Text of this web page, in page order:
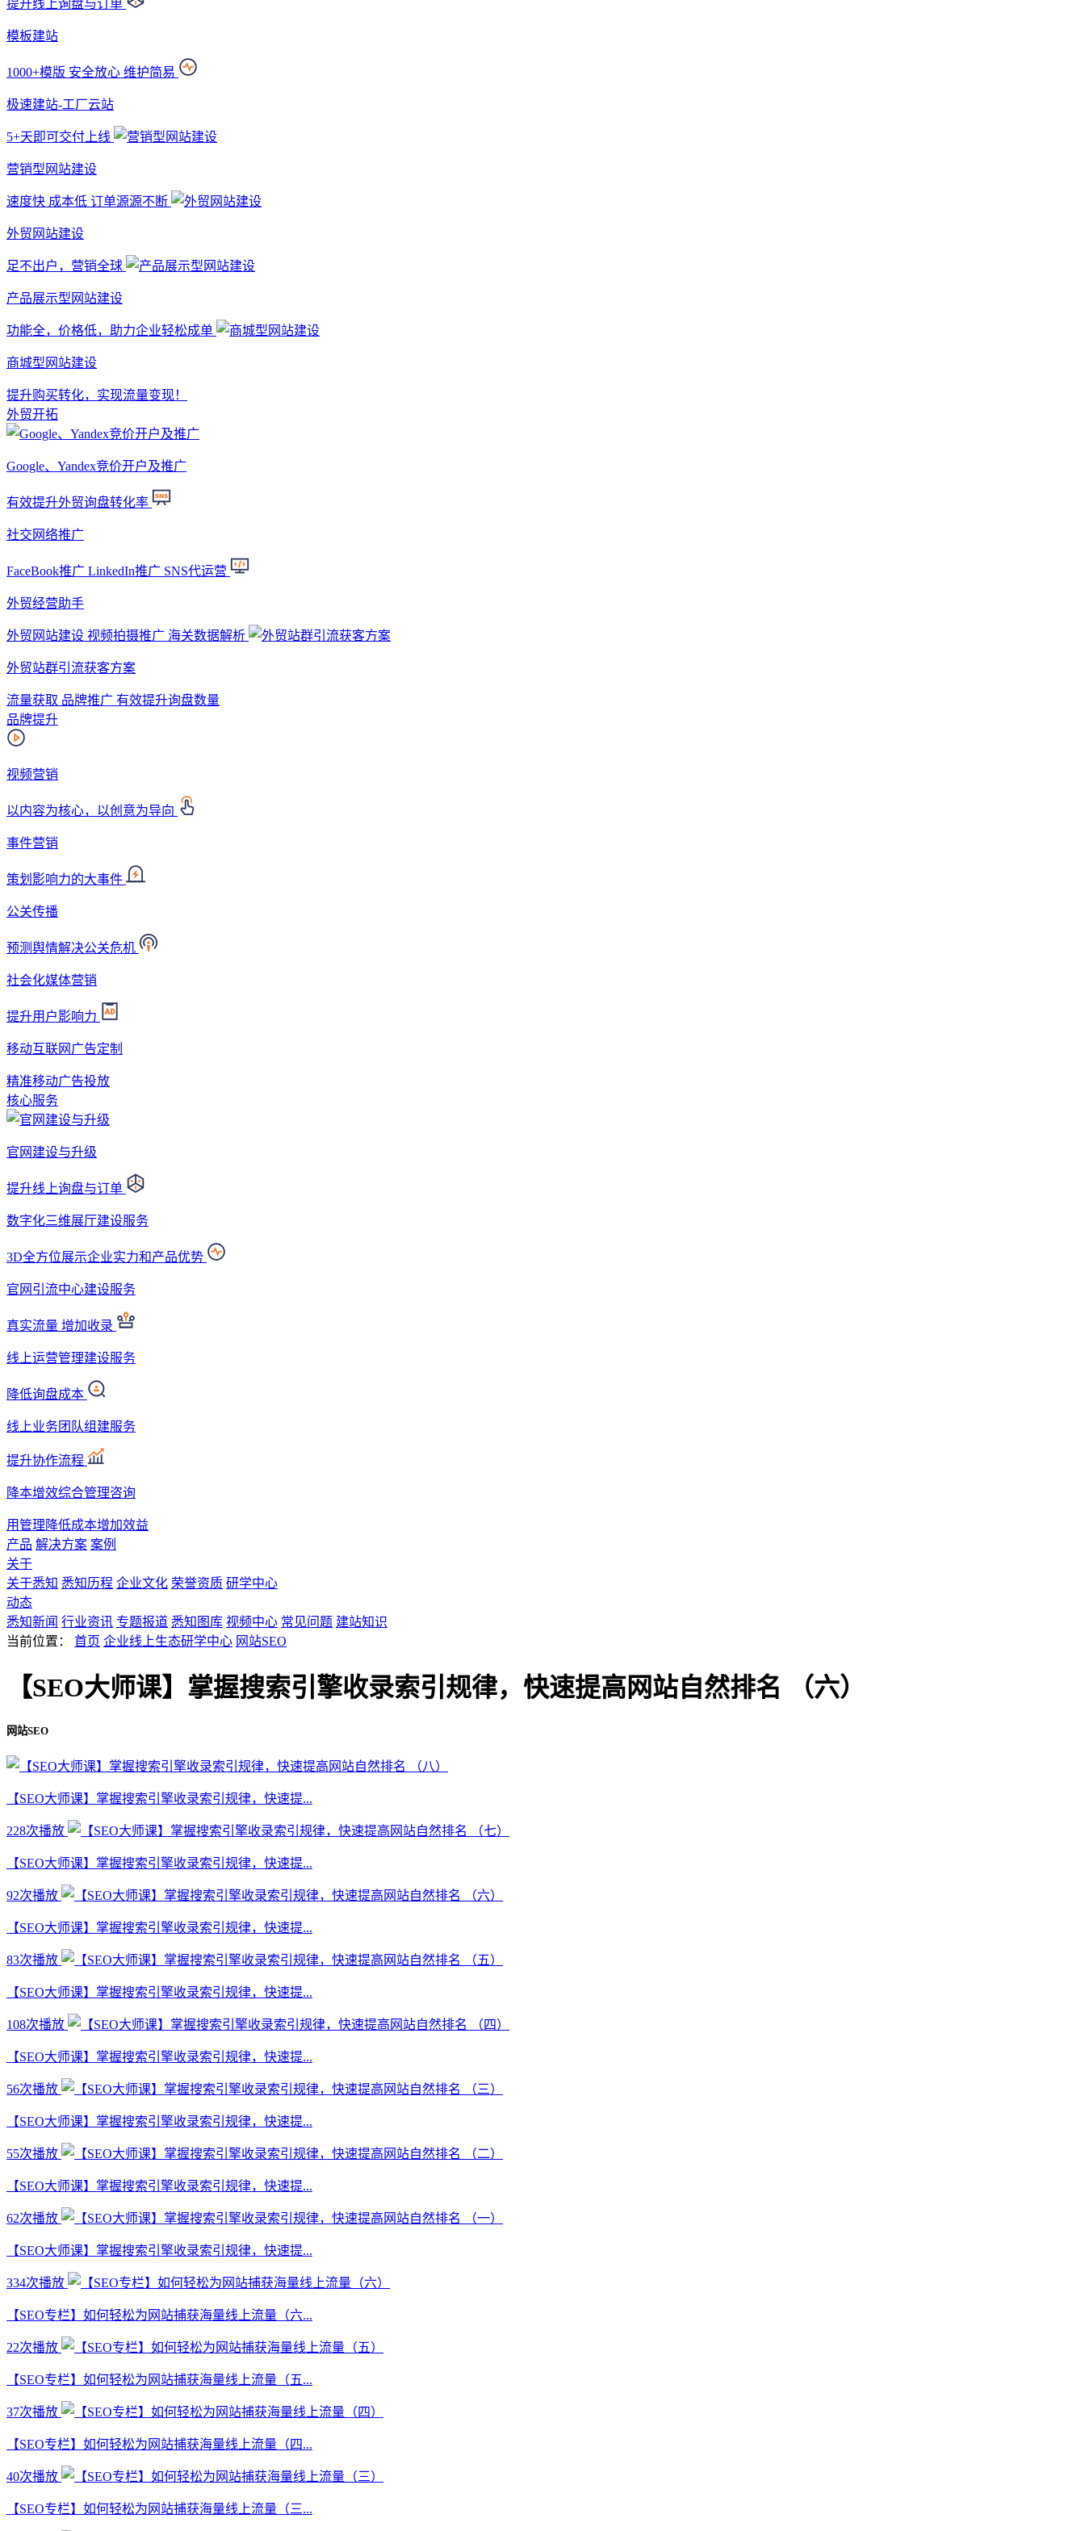
提升线上询盘与订单
模板建站
1000+模版 安全放心 维护简易
极速建站-工厂云站
5+天即可交付上线
营销型网站建设
速度快 成本低 订单源源不断
外贸网站建设
足不出户，营销全球
产品展示型网站建设
功能全，价格低，助力企业轻松成单
商城型网站建设
提升购买转化，实现流量变现！
外贸开拓
Google、Yandex竞价开户及推广
有效提升外贸询盘转化率
社交网络推广
FaceBook推广 LinkedIn推广 SNS代运营
外贸经营助手
外贸网站建设 视频拍摄推广 海关数据解析
外贸站群引流获客方案
流量获取 品牌推广 有效提升询盘数量
品牌提升
视频营销
以内容为核心，以创意为导向
事件营销
策划影响力的大事件
公关传播
预测舆情解决公关危机
社会化媒体营销
提升用户影响力
移动互联网广告定制
精准移动广告投放
核心服务
官网建设与升级
提升线上询盘与订单
数字化三维展厅建设服务
3D全方位展示企业实力和产品优势
官网引流中心建设服务
真实流量 增加收录
线上运营管理建设服务
降低询盘成本
线上业务团队组建服务
提升协作流程
降本增效综合管理咨询
用管理降低成本增加效益
产品 解决方案 案例
关于
关于悉知 悉知历程 企业文化 荣誉资质 研学中心
动态
悉知新闻 行业资讯 专题报道 悉知图库 视频中心 常见问题 建站知识
当前位置：
首页 企业线上生态研学中心 网站SEO
【SEO大师课】掌握搜索引擎收录索引规律，快速提高网站自然排名 （六）
网站SEO
【SEO大师课】掌握搜索引擎收录索引规律，快速提...
228次播放
【SEO大师课】掌握搜索引擎收录索引规律，快速提...
92次播放
【SEO大师课】掌握搜索引擎收录索引规律，快速提...
83次播放
【SEO大师课】掌握搜索引擎收录索引规律，快速提...
108次播放
【SEO大师课】掌握搜索引擎收录索引规律，快速提...
56次播放
【SEO大师课】掌握搜索引擎收录索引规律，快速提...
55次播放
【SEO大师课】掌握搜索引擎收录索引规律，快速提...
62次播放
【SEO大师课】掌握搜索引擎收录索引规律，快速提...
334次播放
【SEO专栏】如何轻松为网站捕获海量线上流量（六...
22次播放
【SEO专栏】如何轻松为网站捕获海量线上流量（五...
37次播放
【SEO专栏】如何轻松为网站捕获海量线上流量（四...
40次播放
【SEO专栏】如何轻松为网站捕获海量线上流量（三...